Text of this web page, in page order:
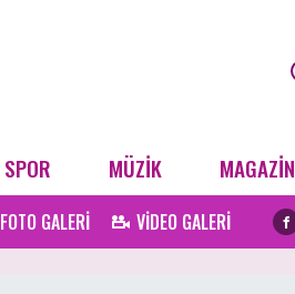
SPOR MÜZİK MAGAZİN
FOTO GALERİ VİDEO GALERİ